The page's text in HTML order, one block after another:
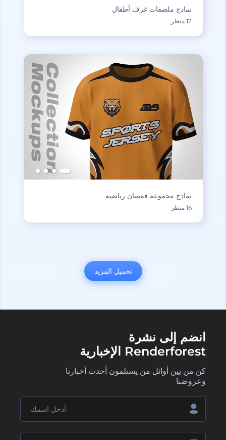
نماذج ملصقات غرف أطفال
12 منظر
نماذج مجموعة قمصان رياضية
16 منظر
تحميل المزيد
انضم إلى نشرة
Renderforest الإخبارية
كن من بين أوائل من يستلمون أحدث أخبارنا
وعروضنا